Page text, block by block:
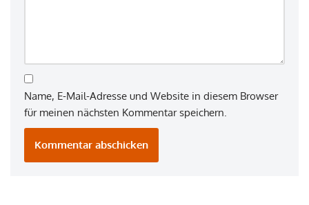
Name, E-Mail-Adresse und Website in diesem Browser
für meinen nächsten Kommentar speichern.